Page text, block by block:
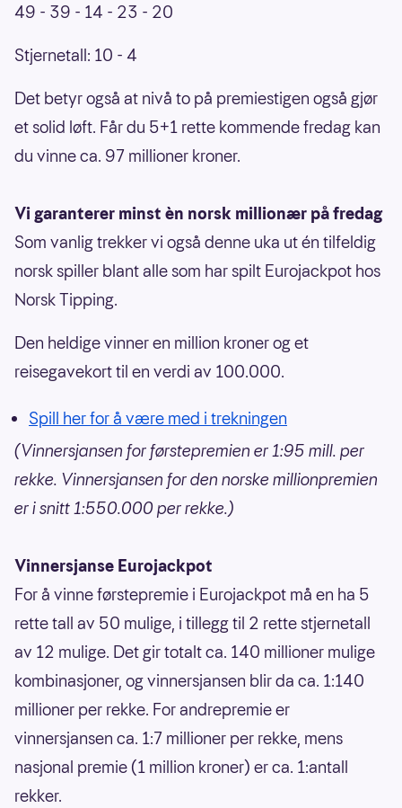
49 - 39 - 14 - 23 - 20
Stjernetall: 10 - 4
Det betyr også at nivå to på premiestigen også gjør
et solid løft. Får du 5+1 rette kommende fredag kan
du vinne ca. 97 millioner kroner.
Vi garanterer minst èn norsk millionær på fredag
Som vanlig trekker vi også denne uka ut én tilfeldig
norsk spiller blant alle som har spilt Eurojackpot hos
Norsk Tipping.
Den heldige vinner en million kroner og et
reisegavekort til en verdi av 100.000.
Spill her for å være med i trekningen
(Vinnersjansen for førstepremien er 1:95 mill. per
rekke. Vinnersjansen for den norske millionpremien
er i snitt 1:550.000 per rekke.)
Vinnersjanse Eurojackpot
For å vinne førstepremie i Eurojackpot må en ha 5
rette tall av 50 mulige, i tillegg til 2 rette stjernetall
av 12 mulige. Det gir totalt ca. 140 millioner mulige
kombinasjoner, og vinnersjansen blir da ca. 1:140
millioner per rekke. For andrepremie er
vinnersjansen ca. 1:7 millioner per rekke, mens
nasjonal premie (1 million kroner) er ca. 1:antall
rekker.